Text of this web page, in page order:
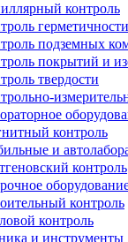
контроль
герметичности
подземных
покрытий и
твердости
контроль
и
контроль
контроль
контроль
и инструменты